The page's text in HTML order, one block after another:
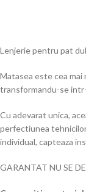
Lenjerie pentru pat
Matasea este cea
transformandu-se
Cu adevarat unica,
perfectiunea
individual, capteaza
GARANTAT NU SE